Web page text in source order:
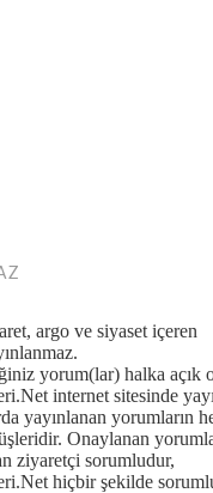
argo ve siyaset içeren
yorum(lar) halka açık
internet sitesinde
yayınlanan yorumların
Onaylanan
ziyaretçi sorumludur,
hiçbir şekilde